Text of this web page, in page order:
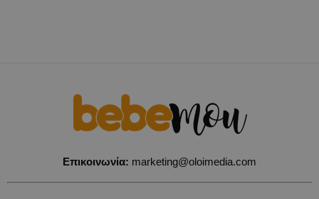
Επικοινωνία: marketing@oloimedia.com